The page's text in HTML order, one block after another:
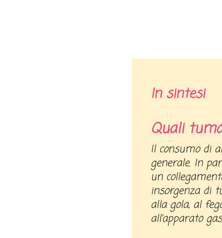
In sintesi
Quali
Il consumo di alcol nuoce alla salute in
generale. In
un
insorgenza di
alla gola, al
all’apparato